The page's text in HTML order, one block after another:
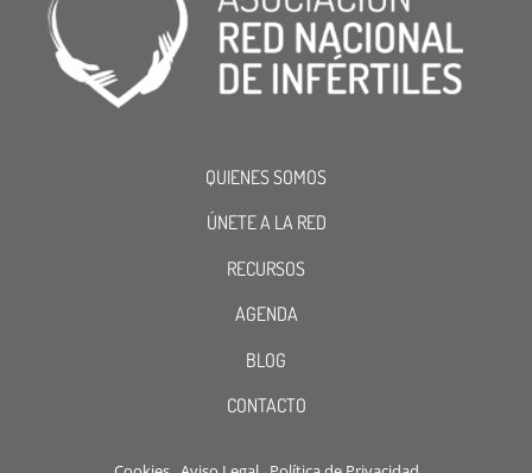
QUIENES SOMOS
ÚNETE A LA RED
RECURSOS
AGENDA
BLOG
CONTACTO